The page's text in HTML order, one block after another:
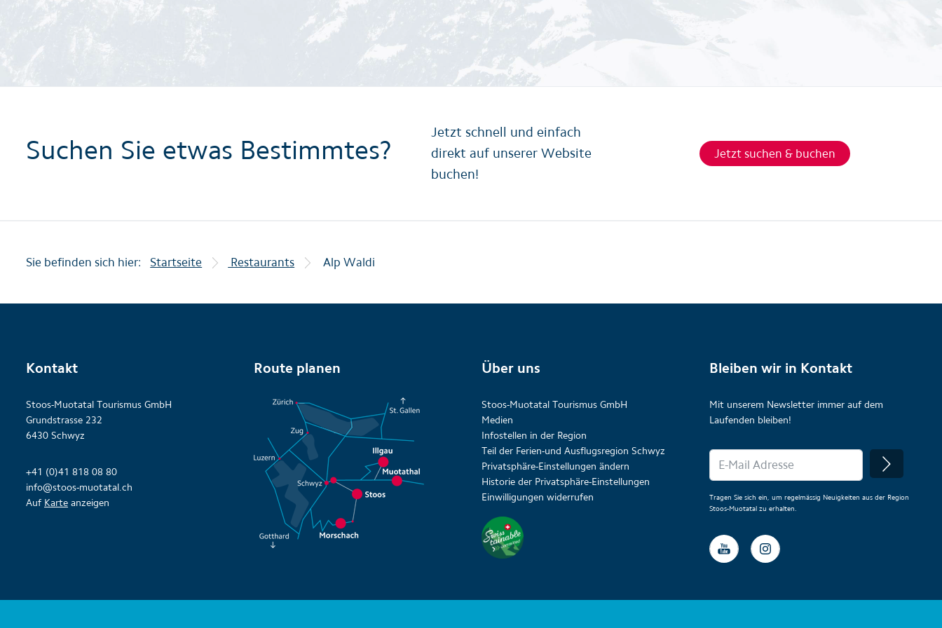
Suchen Sie etwas Bestimmtes?
Jetzt schnell und einfach
direkt auf unserer Website
buchen!
Jetzt suchen & buchen
Sie befinden sich hier: Startseite Restaurants Alp Waldi
Kontakt
Stoos-Muotatal Tourismus GmbH
Grundstrasse 232
6430 Schwyz
+41 (0)41 818 08 80
info@stoos-muotatal.ch
Auf Karte anzeigen
Route planen Über uns
Stoos-Muotatal Tourismus GmbH
Medien
Infostellen in der Region
Teil der Ferien-und Ausflugsregion Schwyz
Privatsphäre-Einstellungen ändern
Historie der Privatsphäre-Einstellungen
Einwilligungen widerrufen
Bleiben wir in Kontakt
Mit unserem Newsletter immer auf dem
Laufenden bleiben!
Tragen Sie sich ein, um regelmässig Neuigkeiten aus der Region
Stoos-Muotatal zu erhalten.